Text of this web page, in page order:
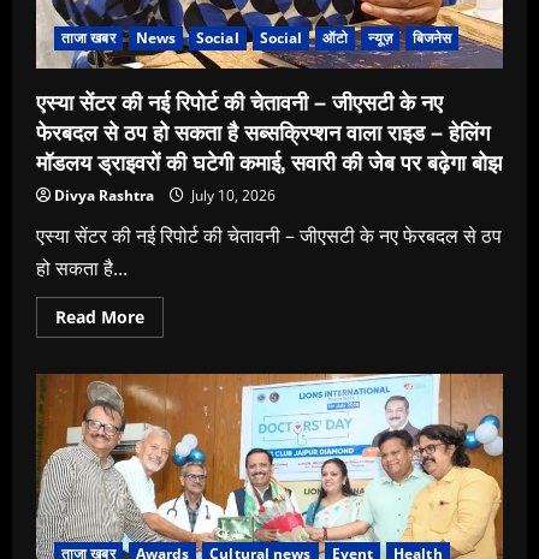
ताजा खबर News Social Social ऑटो न्यूज़ बिजनेस
एस्या सेंटर की नई रिपोर्ट की चेतावनी – जीएसटी के नए
फेरबदल से ठप हो सकता है सब्सक्रिप्शन वाला राइड – हेलिंग
मॉडलय ड्राइवरों की घटेगी कमाई, सवारी की जेब पर बढ़ेगा बोझ
Divya Rashtra July 10, 2026
एस्या सेंटर की नई रिपोर्ट की चेतावनी – जीएसटी के नए फेरबदल से ठप
हो सकता है...
Read MoreRead
more
सेंटर
की
नई
रिपोर्ट
की
चेतावनी
–
जीएसटी
के
नए
फेरबदल
ताजा खबर Awards Cultural news Event Health